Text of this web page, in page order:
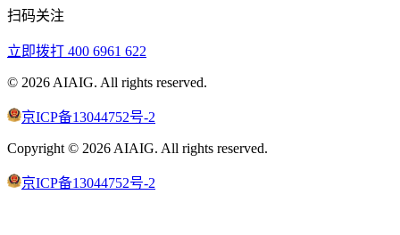
扫码关注
立即拨打 400 6961 622
© 2026 AIAIG. All rights reserved.
京ICP备13044752号-2
Copyright © 2026 AIAIG. All rights reserved.
京ICP备13044752号-2